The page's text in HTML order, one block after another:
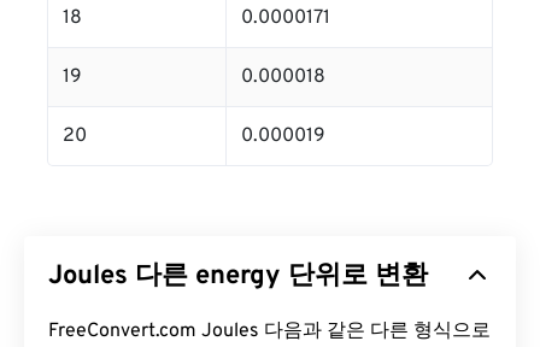
18 0.0000171
19 0.000018
20 0.000019
Joules 다른 energy 단위로 변환
FreeConvert.com Joules 다음과 같은 다른 형식으로